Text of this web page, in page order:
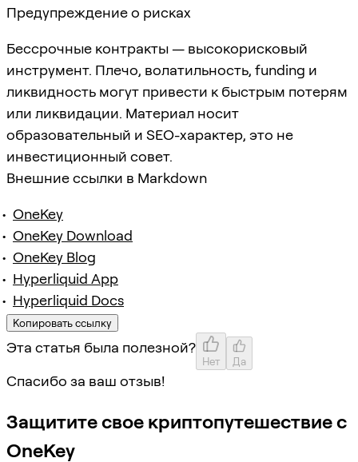
Предупреждение о рисках
Бессрочные контракты — высокорисковый
инструмент. Плечо, волатильность, funding и
ликвидность могут привести к быстрым потерям
или ликвидации. Материал носит
образовательный и SEO-характер, это не
инвестиционный совет.
Внешние ссылки в Markdown
OneKey
OneKey Download
OneKey Blog
Hyperliquid App
Hyperliquid Docs
Копировать ссылку
Эта статья была полезной?
Нет Да
Спасибо за ваш отзыв!
Защитите свое криптопутешествие с
OneKey